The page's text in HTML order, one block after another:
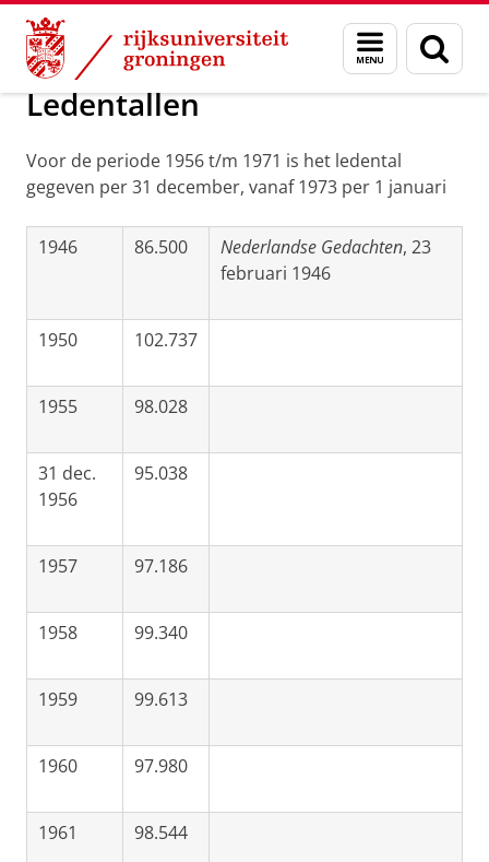
Skip
Content
Skip
Navigation
Menu
en
zoeken
Onderzoek Geschiedenis
Ledentallen
Voor de periode 1956 t/m 1971 is het ledental
gegeven per 31 december, vanaf 1973 per 1 januari
1946 86.500 Nederlandse Gedachten, 23
februari 1946
1950 102.737
1955 98.028
31 dec.
1956
95.038
1957 97.186
1958 99.340
1959 99.613
1960 97.980
1961 98.544